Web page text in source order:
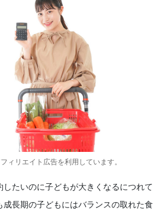
ィリエイト広告を利用しています。
たいのに子どもが大きくなるにつれて
長期の子どもにはバランスの取れた食